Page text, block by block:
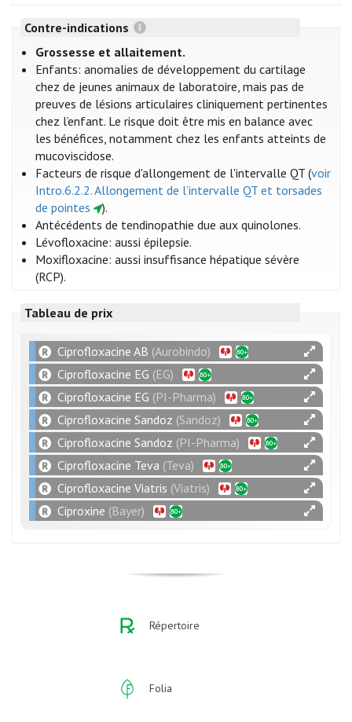
Contre-indications
Grossesse et allaitement.
Enfants: anomalies de développement du cartilage
chez de jeunes animaux de laboratoire, mais pas de
preuves de lésions articulaires cliniquement pertinentes
chez l’enfant. Le risque doit être mis en balance avec
les bénéfices, notamment chez les enfants atteints de
mucoviscidose.
Facteurs de risque d'allongement de l'intervalle QT (voir
Intro.6.2.2. Allongement de l’intervalle QT et torsades
de pointes
).
Antécédents de tendinopathie due aux quinolones.
Lévofloxacine: aussi épilepsie.
Moxifloxacine: aussi insuffisance hépatique sévère
(RCP).
Tableau de prix
Ciprofloxacine AB (Aurobindo)
Ciprofloxacine EG (EG)
Ciprofloxacine EG (PI-Pharma)
Ciprofloxacine Sandoz (Sandoz)
Ciprofloxacine Sandoz (PI-Pharma)
Ciprofloxacine Teva (Teva)
Ciprofloxacine Viatris (Viatris)
Ciproxine (Bayer)
Répertoire
Folia